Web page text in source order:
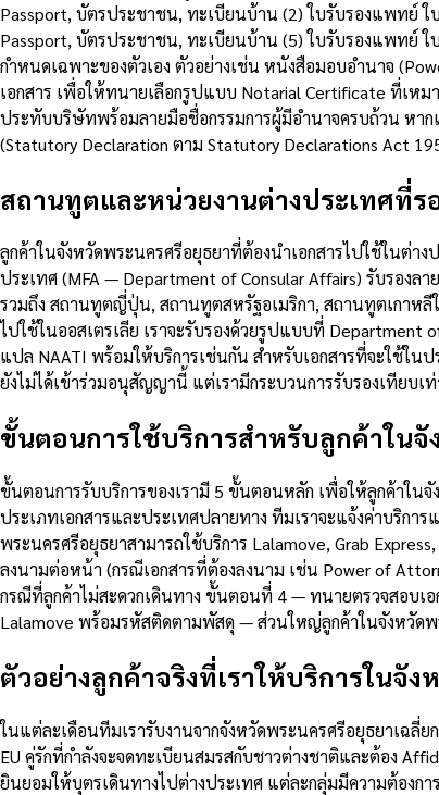
Passport, บัตรประชาชน, ทะเบียนบ้าน (2) ใบรับรองแพทย์ ใ
Passport, บัตรประชาชน, ทะเบียนบ้าน (5) ใบรับรองแพทย์ ใ
กำหนดเฉพาะของตัวเอง ตัวอย่างเช่น หนังสือมอบอำนาจ
เอกสาร เพื่อให้ทนายเลือกรูปแบบ Notarial Certificate ที่เห
ประทับบริษัทพร้อมลายมือชื่อกรรมการผู้มีอำนาจครบถ้วน หา
(Statutory Declaration ตาม Statutory Declarations Act
สถานทูตและหน่วยงานต่างประเทศที่ร
ลูกค้าในจังหวัดพระนครศรีอยุธยาที่ต้องนำเอกสารไปใช้ในต่าง
ประเทศ (MFA — Department of Consular Affairs) รับรอ
รวมถึง สถานทูตญี่ปุ่น, สถานทูตสหรัฐอเมริกา, สถานทูตเกาหลี
ไปใช้ในออสเตรเลีย เราจะรับรองด้วยรูปแบบที่ Department
แปล NAATI พร้อมให้บริการเช่นกัน สำหรับเอกสารที่จะใช้ใน
ยังไม่ได้เข้าร่วมอนุสัญญานี้ แต่เรามีกระบวนการรับรองเทียบ
ขั้นตอนการใช้บริการสำหรับลูกค้าใน
ขั้นตอนการรับบริการของเรามี 5 ขั้นตอนหลัก เพื่อให้ลูกค้าใน
ประเภทเอกสารและประเทศปลายทาง ทีมเราจะแจ้งค่าบริกา
พระนครศรีอยุธยาสามารถใช้บริการ Lalamove, Grab
ลงนามต่อหน้า (กรณีเอกสารที่ต้องลงนาม เช่น Power of
กรณีที่ลูกค้าไม่สะดวกเดินทาง ขั้นตอนที่ 4 — ทนายตรวจสอบเ
Lalamove พร้อมรหัสติดตามพัสดุ — ส่วนใหญ่ลูกค้าในจังหวัดพ
ตัวอย่างลูกค้าจริงที่เราให้บริการในจั
ในแต่ละเดือนทีมเรารับงานจากจังหวัดพระนครศรีอยุธยาเฉลี่
EU คู่รักที่กำลังจะจดทะเบียนสมรสกับชาวต่างชาติและต้อง
ยินยอมให้บุตรเดินทางไปต่างประเทศ แต่ละกลุ่มมีความต้องก